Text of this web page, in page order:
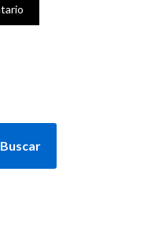
Buscar